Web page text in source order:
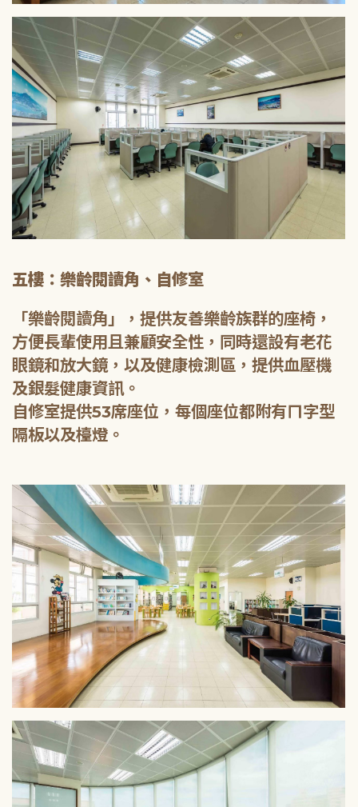
五樓：樂齡閱讀角、自修室
「樂齡閱讀角」，提供友善樂齡族群的座椅，
方便長輩使用且兼顧安全性，同時還設有老花
眼鏡和放大鏡，以及健康檢測區，提供血壓機
及銀髮健康資訊。
自修室提供53席座位，每個座位都附有ㄇ字型